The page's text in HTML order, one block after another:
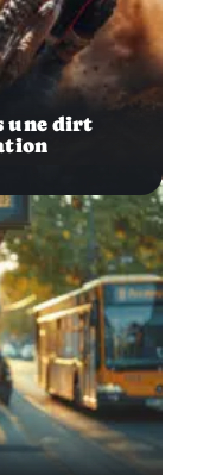
une dirt